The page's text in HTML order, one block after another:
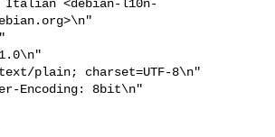
Italian <debian-l10n-
>\n"
plain; charset=UTF-8\n"
Encoding: 8bit\n"